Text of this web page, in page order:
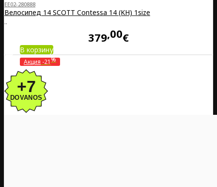
EE02-280888
Велосипед 14 SCOTT Contessa 14 (KH) 1size
..
379 00€
В корзину
Акция -21%